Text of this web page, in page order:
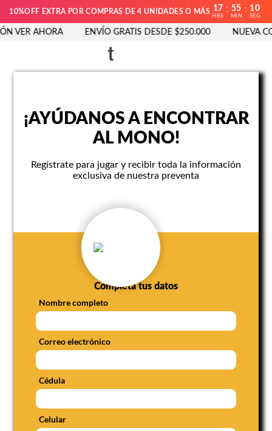
10%OFF EXTRA POR COMPRAS DE 4 UNIDADES O MÁS 17
HRS
: 55
MIN
: 10
SEG
VER AHORA ENVÍO GRATIS DESDE $250.000 NUEVA
¡AYÚDANOS A ENCONTRAR
AL MONO!
Regístrate para jugar y recibir toda la información
exclusiva de nuestra preventa
Completa tus datos
Nombre completo
Correo electrónico
Cédula
Celular